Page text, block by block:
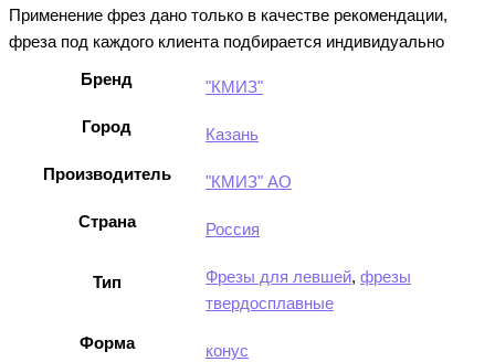
Применение фрез дано только в качестве рекомендации,
фреза под каждого клиента подбирается индивидуально
Бренд "КМИЗ"
Город Казань
Производитель "КМИЗ" АО
Страна Россия
Тип Фрезы для левшей, фрезы
твердосплавные
Форма конус